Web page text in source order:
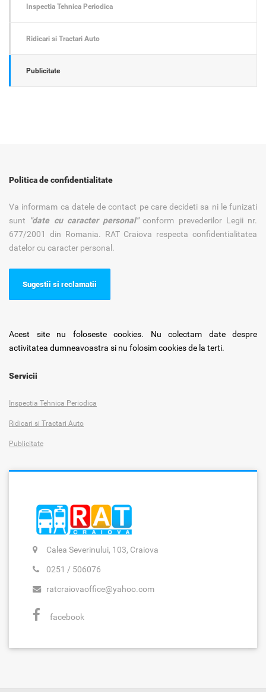
Inspectia Tehnica Periodica
Ridicari si Tractari Auto
Publicitate
Politica de confidentialitate
Va informam ca datele de contact pe care decideti sa ni le funizati
sunt
"date cu caracter personal"conform prevederilor Legii nr.
677/2001 din Romania. RAT Craiova respecta confidentialitatea
datelor cu caracter personal.
Sugestii si reclamatii
Acest site nu foloseste cookies. Nu colectam date despre
activitatea dumneavoastra si nu folosim cookies de la terti.
Servicii
Inspectia Tehnica Periodica
Ridicari si Tractari Auto
Publicitate
Calea Severinului, 103, Craiova
0251 / 506076
ratcraiovaoffice@yahoo.com
facebook